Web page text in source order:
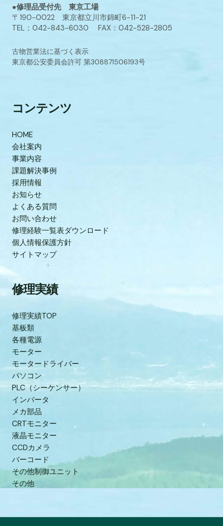
●修理品受付先 東京工場
〒190-0022 東京都立川市錦町6-11-21
TEL：042-843-6030 FAX：042-528-2805
古物営業法に基づく表示
東京都公安委員会許可 第308871506193号
コンテンツ
HOME
会社案内
事業内容
課題解決事例
採用情報
お知らせ
よくある質問
お問い合わせ
修理経験一覧表ダウンロード
個人情報保護方針
サイトマップ
修理実績
修理実績TOP
基板類
各種電源
モーター
モータードライバー
パソコン
PLC（シーケンサー）
インバータ
メカ部品
CRTモニター
液晶モニター
CCDカメラ
バーコード
その他制御ユニット
その他